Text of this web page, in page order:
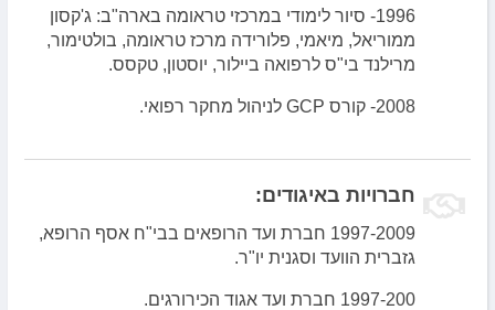
1996- סיור לימודי במרכזי טראומה בארה"ב: ג'קסון
ממוריאל, מיאמי, פלורידה מרכז טראומה, בולטימור,
מרילנד בי"ס לרפואה ביילור, יוסטון, טקסס.
2008- קורס GCP לניהול מחקר רפואי.
חברויות באיגודים:
1997-2009 חברת ועד הרופאים בבי"ח אסף הרופא,
גזברית הוועד וסגנית יו"ר.
1997-200 חברת ועד אגוד הכירורגים.